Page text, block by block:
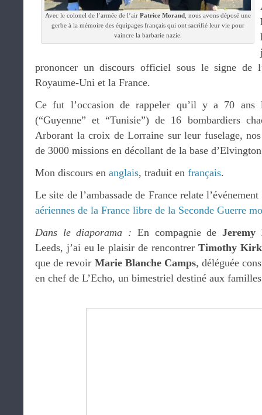
Avec le colonel de l’armée de l’air Patrice Morand, nous avons déposé une
gerbe à la mémoire des équipages français qui ont sacrifié leur vie pour
vaincre la barbarie nazie.
prononcer un discours officiel sous le signe de
Royaume-Uni et la France.
Ce fut l’occasion de rappeler qu’il y a 70 ans
(“Guyenne” et “Tunisie”) de 16 bombardiers
Arborant la croix de Lorraine sur leur fuselage,
de 3000 missions en décollant de la base
Mon discours en anglais, traduit en français.
Le site de l’ambassade de France relate
aériennes de la France libre de la Seconde Guerre
Dans le diaporama : En compagnie deJeremy
Leeds, j’ai eu le plaisir de rencontrer Timothy
que de revoir Marie Blanche Camps, déléguée
en chef de L’Echo, un bimestriel destiné aux